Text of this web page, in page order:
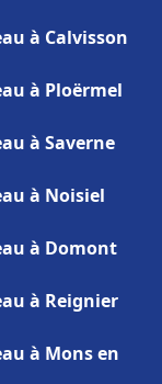
à Calvisson
à Ploërmel
à Saverne
à Noisiel
à Domont
à Reignier
à Mons en